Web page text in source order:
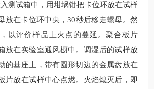
测试箱中，用坩埚钳把卡位环放在试样
放在卡位环中央，30秒后移走螺母。然
以评价样品上火点的蔓延。聚合板片
放在实验室通风橱中。调湿后的试样放
的基座上，带有圆形切边的金属盘放在
片放在试样中心点燃。火焰熄灭后，即